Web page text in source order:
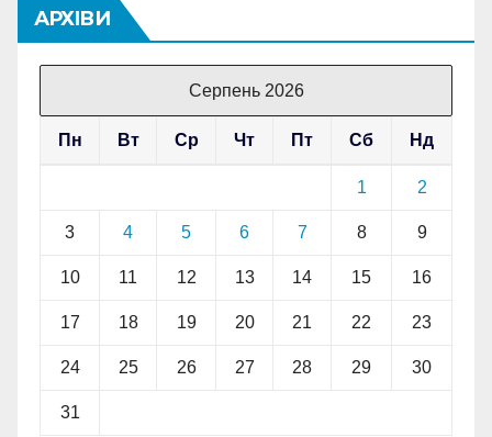
АРХІВИ
Серпень 2026
Пн Вт Ср Чт Пт Сб Нд
1 2
3 4 5 6 7 8 9
10 11 12 13 14 15 16
17 18 19 20 21 22 23
24 25 26 27 28 29 30
31